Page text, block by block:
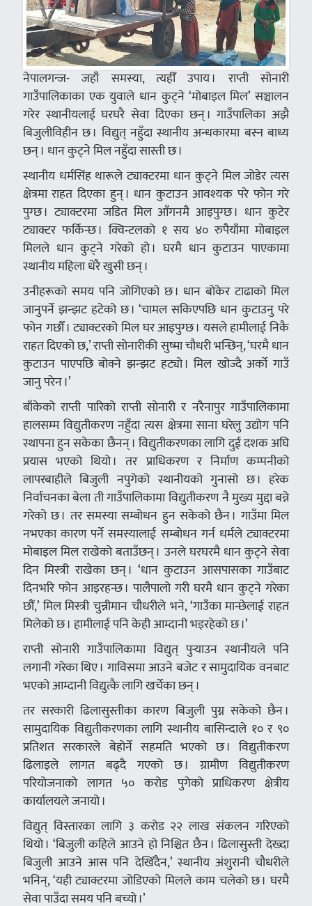
नेपालगन्ज- जहाँ समस्या, त्यहीँ उपाय । राप्ती सोनारी
गाउँपालिकाका एक युवाले धान कुट्ने ‘मोबाइल मिल’ सञ्चालन
गरेर स्थानीयलाई घरघरै सेवा दिएका छन् । गाउँपालिका अझै
बिजुलीविहीन छ । विद्युत् नहुँदा स्थानीय अन्धकारमा बस्न बाध्य
छन् । धान कुट्ने मिल नहुँदा सास्ती छ ।
स्थानीय धर्मसिंह थारूले ट्याक्टरमा धान कुट्ने मिल जोडेर त्यस
क्षेत्रमा राहत दिएका हुन् । धान कुटाउन आवश्यक परे फोन गरे
पुग्छ । ट्याक्टरमा जडित मिल आँगनमै आइपुग्छ । धान कुटेर
ट्याक्टर फर्किन्छ । क्विन्टलको १ सय ४० रुपैयाँमा मोबाइल
मिलले धान कुट्ने गरेको हो । घरमै धान कुटाउन पाएकामा
स्थानीय महिला धेरै खुसी छन् ।
उनीहरूको समय पनि जोगिएको छ । धान बोकेर टाढाको मिल
जानुपर्ने झन्झट हटेको छ । ‘चामल सकिएपछि धान कुटाउनु परे
फोन गर्छौं । ट्याक्टरको मिल घर आइपुग्छ । यसले हामीलाई निकै
राहत दिएको छ,’ राप्ती सोनारीकी सुष्मा चौधरी भन्छिन्, ‘घरमै धान
कुटाउन पाएपछि बोक्ने झन्झट हट्यो । मिल खोज्दै अर्को गाउँ
जानु परेन ।’
बाँकेको राप्ती पारिको राप्ती सोनारी र नरैनापुर गाउँपालिकामा
हालसम्म विद्युतीकरण नहुँदा त्यस क्षेत्रमा साना घरेलु उद्योग पनि
स्थापना हुन सकेका छैनन् । विद्युतीकरणका लागि दुई दशक अघि
प्रयास भएको थियो । तर प्राधिकरण र निर्माण कम्पनीको
लापरबाहीले बिजुली नपुगेको स्थानीयको गुनासो छ । हरेक
निर्वाचनका बेला ती गाउँपालिकामा विद्युतीकरण नै मुख्य मुद्दा बन्ने
गरेको छ । तर समस्या सम्बोधन हुन सकेको छैन । गाउँमा मिल
नभएका कारण पर्ने समस्यालाई सम्बोधन गर्न धर्मले ट्याक्टरमा
मोबाइल मिल राखेको बताउँछन् । उनले घरघरमै धान कुट्ने सेवा
दिन मिस्त्री राखेका छन् । ‘धान कुटाउन आसपासका गाउँबाट
दिनभरि फोन आइरहन्छ । पालैपालो गरी घरमै धान कुट्ने गरेका
छौं,’ मिल मिस्त्री चुन्नीमान चौधरीले भने, ‘गाउँका मान्छेलाई राहत
मिलेको छ । हामीलाई पनि केही आम्दानी भइरहेको छ ।’
राप्ती सोनारी गाउँपालिकामा विद्युत् पुर्‍याउन स्थानीयले पनि
लगानी गरेका थिए । गाविसमा आउने बजेट र सामुदायिक वनबाट
भएको आम्दानी विद्युत्कै लागि खर्चेका छन् ।
तर सरकारी ढिलासुस्तीका कारण बिजुली पुग्न सकेको छैन ।
सामुदायिक विद्युतीकरणका लागि स्थानीय बासिन्दाले १० र ९०
प्रतिशत सरकारले बेहोर्ने सहमति भएको छ । विद्युतीकरण
ढिलाइले लागत बढ्दै गएको छ । ग्रामीण विद्युतीकरण
परियोजनाको लागत ५० करोड पुगेको प्राधिकरण क्षेत्रीय
कार्यालयले जनायो ।
विद्युत् विस्तारका लागि ३ करोड २२ लाख संकलन गरिएको
थियो । ‘बिजुली कहिले आउने हो निश्चित छैन । ढिलासुस्ती देख्दा
बिजुली आउने आस पनि देखिँदैन,’ स्थानीय अंशुरानी चौधरीले
भनिन्, ‘यही ट्याक्टरमा जोडिएको मिलले काम चलेको छ । घरमै
सेवा पाउँदा समय पनि बच्यो ।’